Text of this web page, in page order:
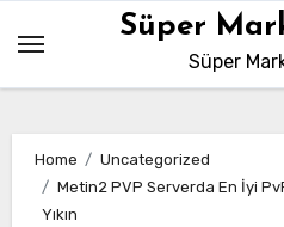
content
Süper
Süper
Home
Uncategorized
Metin2 PVP Serverda En İyi
Yıkın